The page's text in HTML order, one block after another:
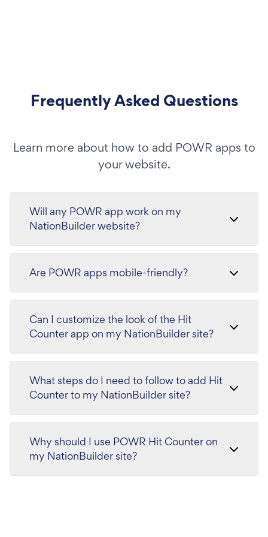
Frequently Asked Questions
Learn more about how to add POWR apps to
your website.
Will any POWR app work on my
NationBuilder website?
Are POWR apps mobile-friendly?
Can I customize the look of the Hit
Counter app on my NationBuilder site?
What steps do I need to follow to add Hit
Counter to my NationBuilder site?
Why should I use POWR Hit Counter on
my NationBuilder site?